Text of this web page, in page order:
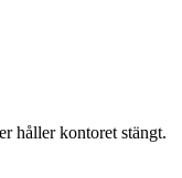
håller kontoret stängt.